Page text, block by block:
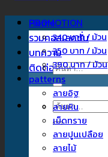
Home
รวมคอลเลคชั่น
บทความ
ติดต่อเรา
ค้นหา:
ค้นหา:
PROMOTION
340 บาท / ม้วน
350 บาท / ม้วน
390 บาท / ม้วน
patterns
ลายอิฐ
ลายหิน
เม็ดทราย
ลายปูนเปลือย
ลายไม้